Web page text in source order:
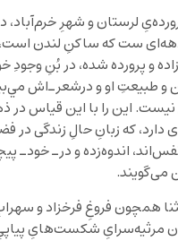
لرستان و شهرِ
ست که ساکنِ لندن
و پرورده شده، در بُنِ
و طبيعتِ او و درشعرـ‌اش
اين را با اين قياس
دارد، که زبانِ حالِ زندگی
اندوه‌زده و درـ‌ خود‌ـ
می‌گويند.
همچون فروغِ فرخزاد
مرثيه‌سرایِ شکست‌هایِ پياپیِ